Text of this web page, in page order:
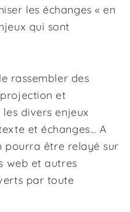
les échanges « en
qui sont
rassembler des
et
les divers enjeux
et échanges… A
pourra être relayé sur
web et autres
par toute